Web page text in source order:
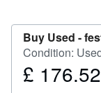
Buy Used -
Condition:
Price
£ 176.52